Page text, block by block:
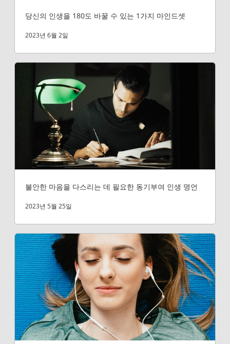
당신의 인생을 180도 바꿀 수 있는 1가지 마인드셋
2023년 6월 2일
불안한 마음을 다스리는 데 필요한 동기부여 인생 명언
2023년 5월 25일